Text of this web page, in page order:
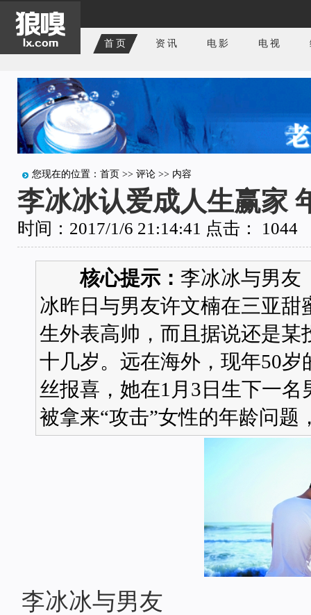
首页 资讯 电影 电视
您现在的位置： 首页 >> 评论 >> 内容
李冰冰认爱成人生赢家
时间：2017/1/6 21:14:41 点击： 1044
核心提示： 李冰冰与男
冰昨日与男友许文楠在三亚
生外表高帅，而且据说还是
十几岁。远在海外，现年50岁
丝报喜，她在1月3日生下一
被拿来“攻击”女性的年龄问题
李冰冰与男友